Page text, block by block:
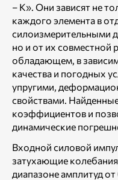
– К». Они зависят не
каждого элемента в
силоизмерительными
но и от их
обладающем, в
качества и погодных
упругими,
свойствами.
коэффициентов и
динамические
Входной силовой
затухающие
диапазоне амплитуд